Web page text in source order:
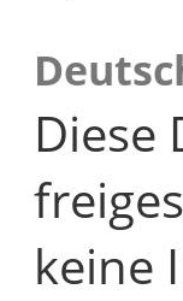
Diese
keine